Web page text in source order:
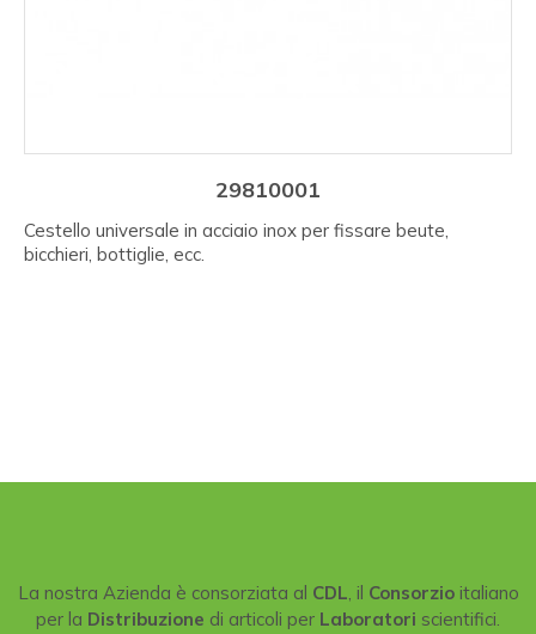
29810001
Cestello universale in acciaio inox per fissare beute,
bicchieri, bottiglie, ecc.
La nostra Azienda è consorziata al CDL, il Consorzioitaliano
per la Distribuzione di articoli per Laboratori scientifici.